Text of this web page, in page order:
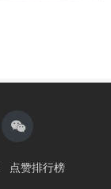
点赞排行榜